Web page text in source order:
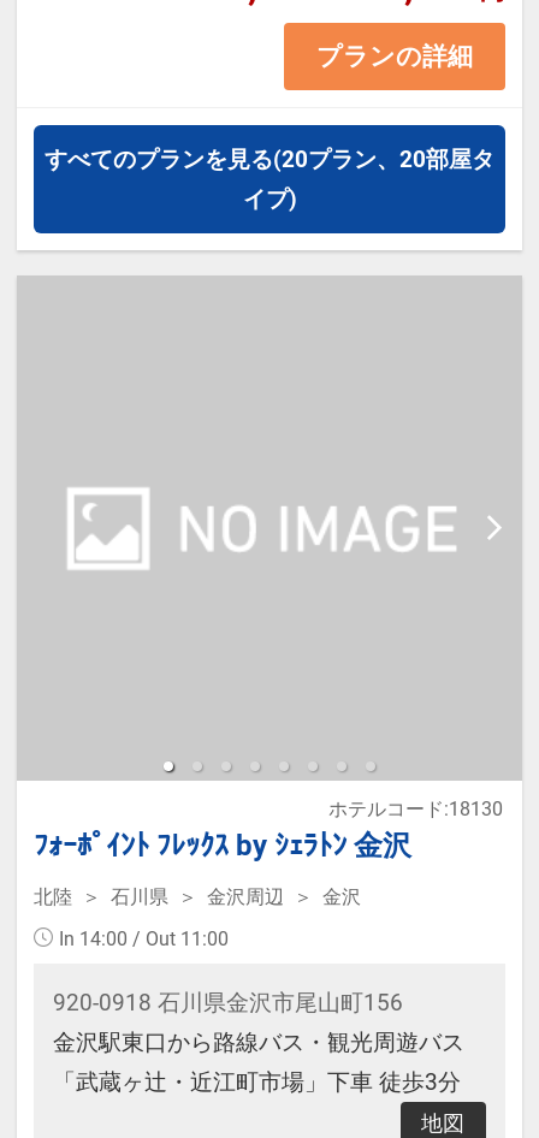
※1ベッドです。2名様で1室をご予
約の場合、おふたりでベッド1台を
【宿泊施設における「こども・添い
寝」について】
※2名様で利用の場合は添い寝不可
です。
代金が変動するため、閲覧時と予約
時で価格が異なる場合があります。
あらかじめご了承ください。
・ウェルカムサービス 14：00～
ス
14：
00～19：00 ウェルカムアルコール
プランの詳細
すべてのプランを見る(20プラン、20部屋タ
イプ)
ﾌｫｰﾎﾟｲﾝﾄ ﾌﾚｯｸｽ by ｼｪﾗﾄﾝ 金沢
ホテルコード:18130
北陸 石川県 金沢周辺
金沢
In 14:00 / Out 11:00
920-0918 石川県金沢市尾山町156
金沢駅東口から路線バス・観光周遊バス
「武蔵ヶ辻・近江町市場」下車 徒歩3分
地図